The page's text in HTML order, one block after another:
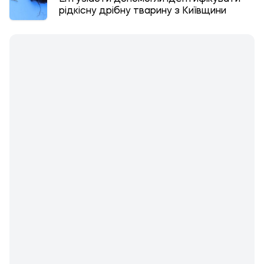
рідкісну дрібну тварину з Київщини